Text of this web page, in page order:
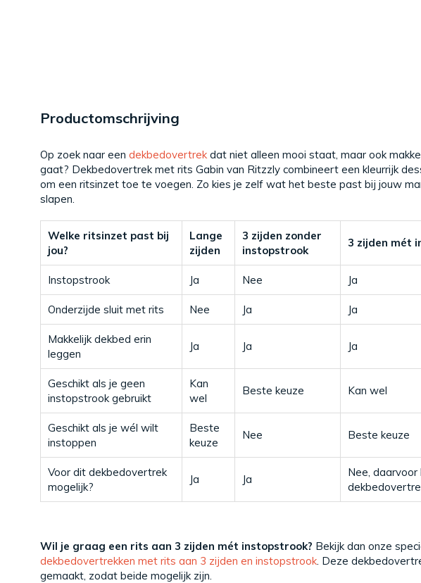
Productomschrijving
Op zoek naar een dekbedovertrekdat niet alleen mooi staat, maar ook
gaat? Dekbedovertrek met rits Gabin van Ritzzly combineert een kleurrijk
om een ritsinzet toe te voegen. Zo kies je zelf wat het beste past bij jouw
slapen.
Welke ritsinzet past bij
jou?
Lange
zijden
3 zijden zonder
instopstrook
3 zijden mét
Instopstrook Ja Nee Ja
Onderzijde sluit met rits Nee Ja Ja
Makkelijk dekbed erin
leggen
Ja Ja Ja
Geschikt als je geen
instopstrook gebruikt
Kan
wel
Beste keuze Kan wel
Geschikt als je wél wilt
instoppen
Beste
keuze
Nee Beste keuze
Voor dit dekbedovertrek
mogelijk?
Ja Ja
Nee,
Wil je graag een rits aan 3 zijden mét instopstrook? Bekijk dan onze
dekbedovertrekken met rits aan 3 zijden en instopstrook. Deze
gemaakt, zodat beide mogelijk zijn.